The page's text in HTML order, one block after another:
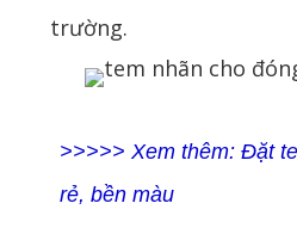
trường.
>>>>> Xem thêm:Đặt
rẻ, bền màu